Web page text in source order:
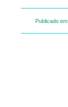
Publicado em